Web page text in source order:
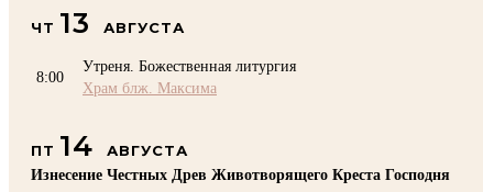
ЧТ 13 АВГУСТА
8:00
Утреня. Божественная литургия
Храм блж. Максима
ПТ 14
АВГУСТА
Изнесение Честных Древ Животворящего Креста Господня